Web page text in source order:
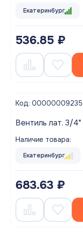
Екатеринбург
536.85 ₽
Код: 00000009235
Наличие товара:
Екатеринбург
683.63 ₽